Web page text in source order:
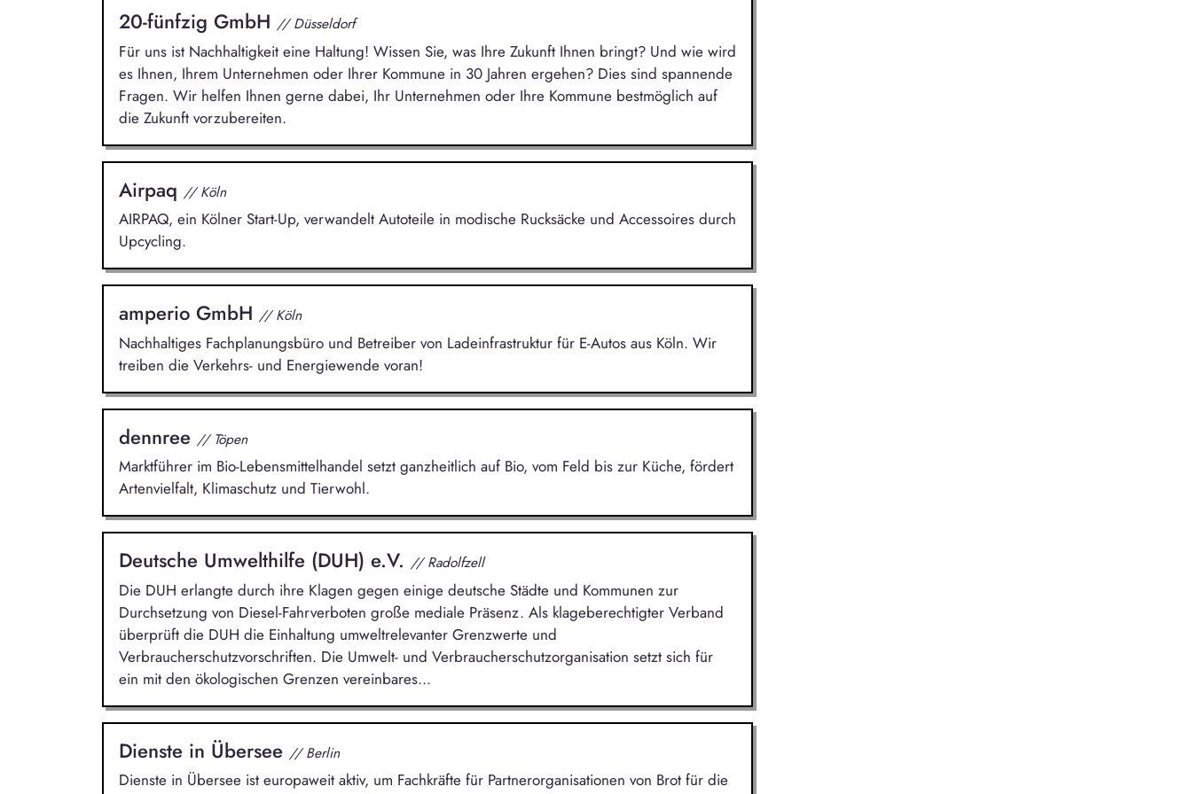
20-fünfzig GmbH // Düsseldorf
Für uns ist Nachhaltigkeit eine Haltung! Wissen Sie, was Ihre Zukunft Ihnen bringt? Und wie wird
es Ihnen, Ihrem Unternehmen oder Ihrer Kommune in 30 Jahren ergehen? Dies sind spannende
Fragen. Wir helfen Ihnen gerne dabei, Ihr Unternehmen oder Ihre Kommune bestmöglich auf
die Zukunft vorzubereiten.
Airpaq // Köln
AIRPAQ, ein Kölner Start-Up, verwandelt Autoteile in modische Rucksäcke und Accessoires durch
Upcycling.
amperio GmbH // Köln
Nachhaltiges Fachplanungsbüro und Betreiber von Ladeinfrastruktur für E-Autos aus Köln. Wir
treiben die Verkehrs- und Energiewende voran!
dennree // Töpen
Marktführer im Bio-Lebensmittelhandel setzt ganzheitlich auf Bio, vom Feld bis zur Küche, fördert
Artenvielfalt, Klimaschutz und Tierwohl.
Deutsche Umwelthilfe (DUH) e.V. // Radolfzell
Die DUH erlangte durch ihre Klagen gegen einige deutsche Städte und Kommunen zur
Durchsetzung von Diesel-Fahrverboten große mediale Präsenz. Als klageberechtigter Verband
überprüft die DUH die Einhaltung umweltrelevanter Grenzwerte und
Verbraucherschutzvorschriften. Die Umwelt- und Verbraucherschutzorganisation setzt sich für
ein mit den ökologischen Grenzen vereinbares...
Dienste in Übersee // Berlin
Dienste in Übersee ist europaweit aktiv, um Fachkräfte für Partnerorganisationen von Brot für die